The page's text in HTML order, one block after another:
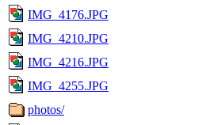
IMG_4176.JPG
IMG_4210.JPG
IMG_4216.JPG
IMG_4255.JPG
photos/